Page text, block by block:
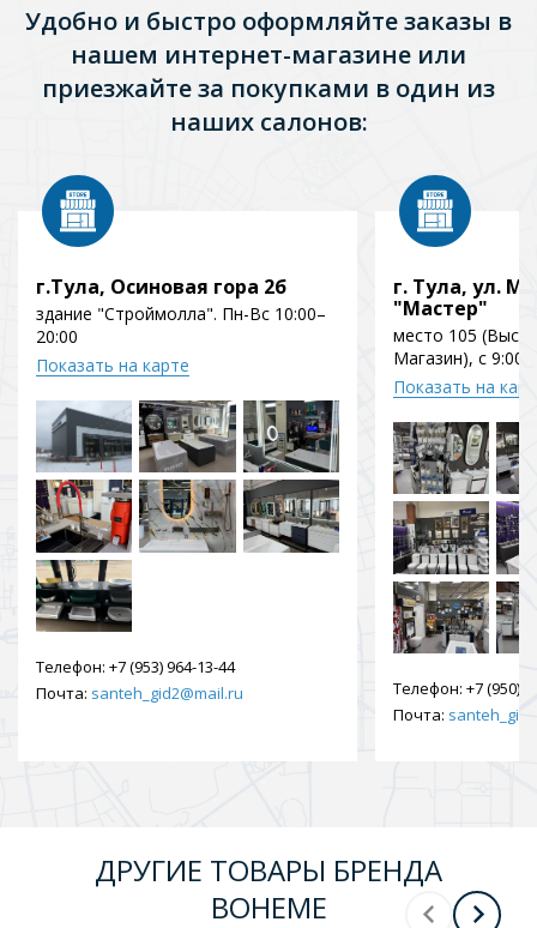
Удобно и быстро оформляйте заказы в
нашем интернет-магазине или
приезжайте за покупками в один из
наших салонов:
г.Тула, Осиновая гора 2б
здание "Строймолла". Пн-Вс 10:00–
20:00
Показать на карте
Телефон: +7 (953) 964-13-44
Почта: santeh_gid2@mail.ru
г. Тула, ул.
"Мастер"
место 105
Магазин), с 9:00
Показать на
Телефон: +7 (950)
Почта:
ДРУГИЕ ТОВАРЫ БРЕНДА
BOHEME